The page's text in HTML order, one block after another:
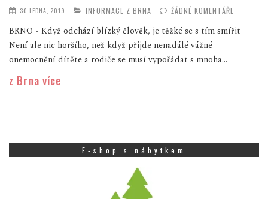
30 LEDNA, 2019 INFORMACE Z BRNA ŽÁDNÉ KOMENTÁŘE
BRNO - Když odchází blízký člověk, je těžké se s tím smířit
Není ale nic horšího, než když přijde nenadálé vážné
onemocnění dítěte a rodiče se musí vypořádat s mnoha...
z Brna více
E-shop s nábytkem